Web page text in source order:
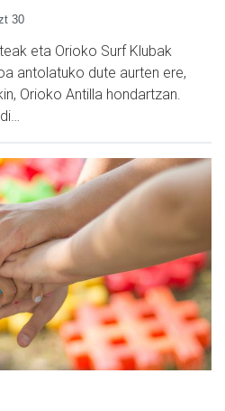
30
eta Orioko Surf Klubak
antolatuko dute aurten ere,
Orioko Antilla hondartzan.